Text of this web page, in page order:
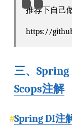
推荐下自己
https://
三、Spring
Scops注解
Spring DI注